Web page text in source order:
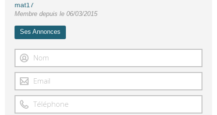
mat17
Membre depuis le 06/03/2015
Ses Annonces